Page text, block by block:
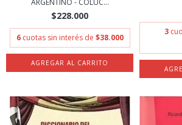
$228.000
6 cuotas sin interés de $38.000
3